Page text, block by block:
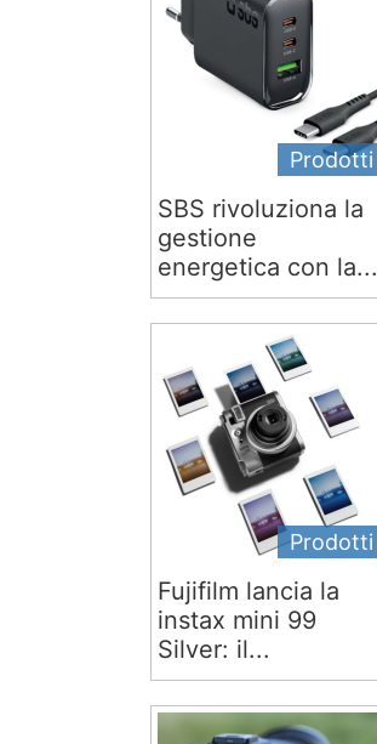
Prodotti
SBS rivoluziona la
gestione
energetica con la...
Prodotti
Fujifilm lancia la
instax mini 99
Silver: il...